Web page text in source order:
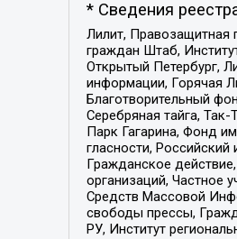
* Сведения
Лилит, Правозащитная
граждан Штаб,
Открытый Петербург,
информации, Горячая
Благотворительный
Серебряная тайга,
Парк Гагарина, Фонд
гласности,
Гражданское
организаций, Частное
Средств Массовой
свободы прессы,
РУ, Институт